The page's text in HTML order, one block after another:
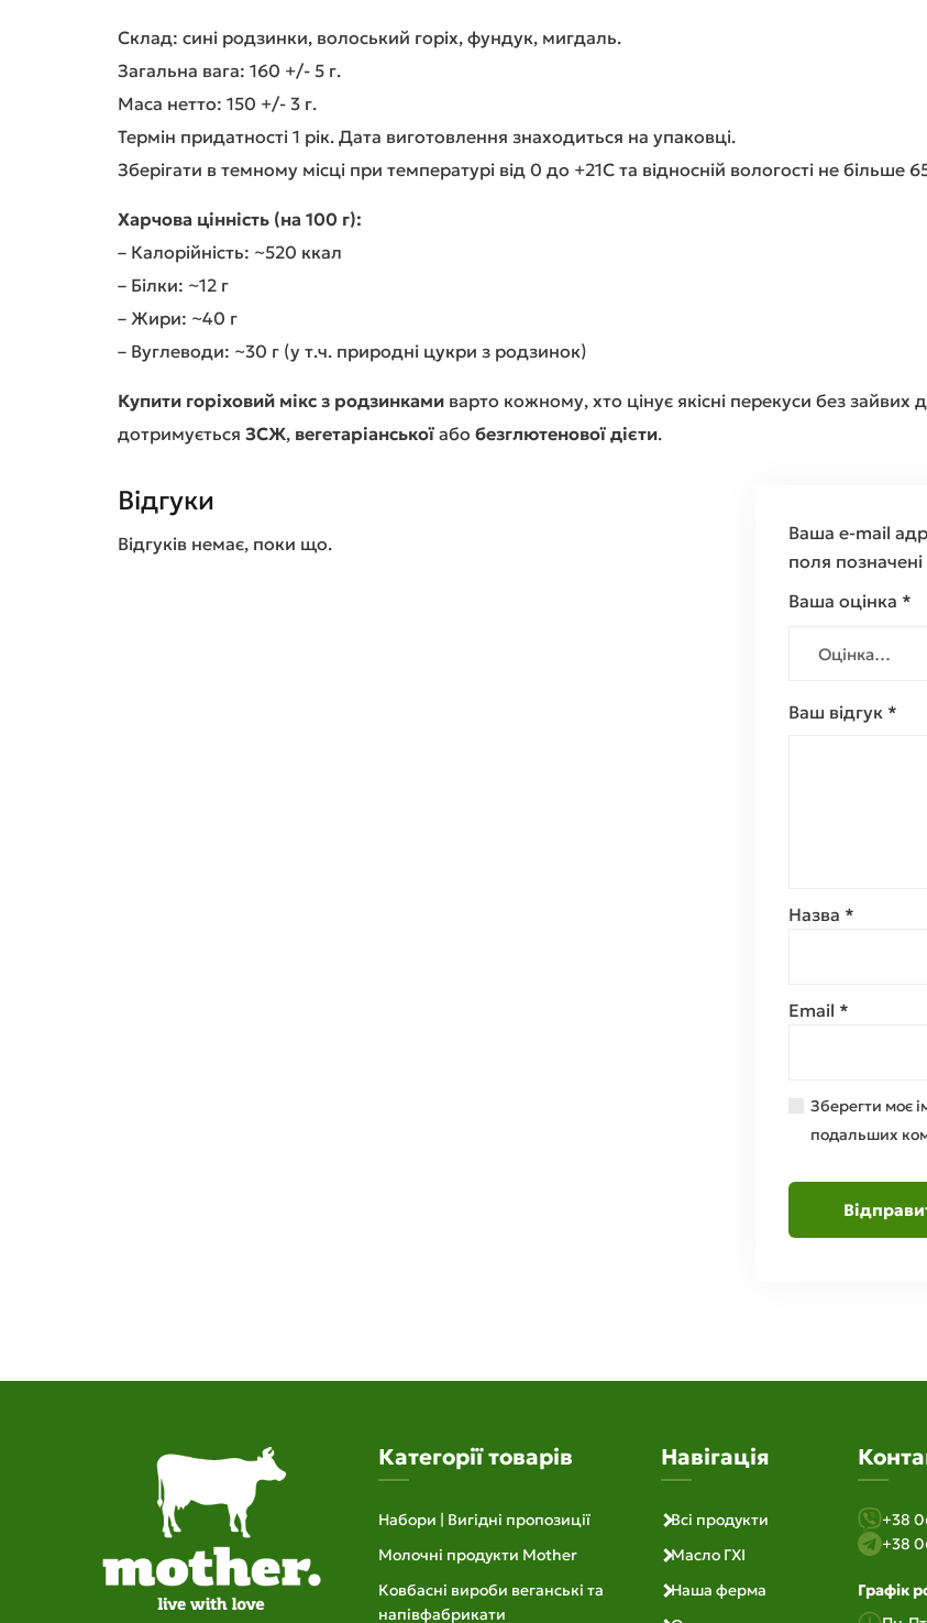
Склад: сині родзинки, волоський горіх, фундук, мигдаль.
Загальна вага: 160 +/- 5 г.
Маса нетто: 150 +/- 3 г.
Термін придатності 1 рік. Дата виготовлення знаходиться на упаковці.
Зберігати в темному місці при температурі від 0 до +21С та відносній вологості не більше
Харчова цінність (на 100 г):
– Калорійність: ~520 ккал
– Білки: ~12 г
– Жири: ~40 г
– Вуглеводи: ~30 г (у т.ч. природні цукри з родзинок)
Купити горіховий мікс з родзинками варто кожному, хто цінує якісні перекуси без зайвих
дотримується ЗСЖ, вегетаріанської або безглютенової дієти.
Відгуки
Відгуків немає, поки що. Ваша e-mail
поля позначені
Ваша оцінка *
Ваш відгук *
Назва *
Email *
Зберегти моє
подальших
Категорії товарів
Набори | Вигідні пропозиції
Молочні продукти Mother
Ковбасні вироби веганські та
напівфабрикати
Навігація
Всі продукти
Масло ГХІ
Наша ферма
+38
+38
Графік